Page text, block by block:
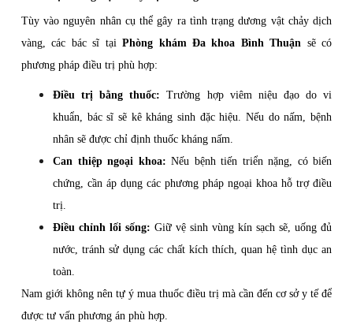
Tùy vào nguyên nhân cụ thể gây ra tình trạng dương vật chảy dịch
vàng, các bác sĩ tạiPhòng khám Đa khoa Bình Thuận sẽ có
phương pháp điều trị phù hợp:
Điều trị bằng thuốc: Trường hợp viêm niệu đạo do vi
khuẩn, bác sĩ sẽ kê kháng sinh đặc hiệu. Nếu do nấm, bệnh
nhân sẽ được chỉ định thuốc kháng nấm.
Can thiệp ngoại khoa: Nếu bệnh tiến triển nặng, có biến
chứng, cần áp dụng các phương pháp ngoại khoa hỗ trợ điều
trị.
Điều chỉnh lối sống: Giữ vệ sinh vùng kín sạch sẽ, uống đủ
nước, tránh sử dụng các chất kích thích, quan hệ tình dục an
toàn.
Nam giới không nên tự ý mua thuốc điều trị mà cần đến cơ sở y tế để
được tư vấn phương án phù hợp.